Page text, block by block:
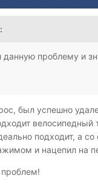
проблему и
был успешно
велосипедный
подходит, а
и нацепил на
проблем!